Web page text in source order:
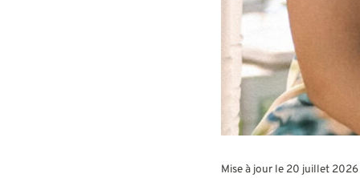
Mise à jour le 20 juillet